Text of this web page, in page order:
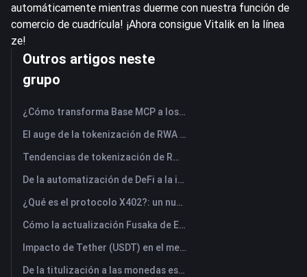
automáticamente mientras duerme con nuestra función de
comercio de cuadrícula! ¡Ahora consigue Vitalik en la línea
ze!
Outros artigos neste
grupo
¿Cómo transforma Base MCP a los agentes de IA en asistentes de entidades Web3?
El auge de la tokenización de RWA en 7 gráficos
Tendencias de tokenización de RWA en 2026 y el auge de TradFi
De la automatización de DeFi a la inteligencia de AgentFi: la próxima era de la gestión de activos en cadena
¿Qué es el protocolo X402?: un nuevo estándar tecnológico que reestructura el sistema de intercambio de valor de Internet.
Cómo la actualización Fusaka de Ethereum redefine su plan de escalabilidad
Impacto de Tether (USDT) en el mercado criptográfico: ¿Impulsando la fuerza del mercado alcista o un riesgo importante?
De la titulización a las monedas estables: ¿Cómo los activos del mundo real están reconfigurando el capital global?